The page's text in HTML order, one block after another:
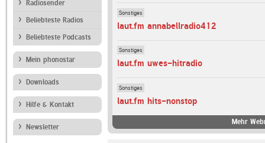
Radiosender
Beliebteste Radios
Beliebteste Podcasts
Mein phonostar
Downloads
Hilfe & Kontakt
Newsletter
Sonstiges
laut.fm annabellradio412
Sonstiges
laut.fm uwes-hitradio
Sonstiges
laut.fm hits-nonstop
Mehr